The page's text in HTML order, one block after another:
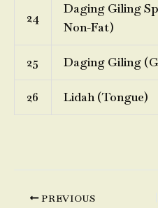
24
Daging Giling
Non-Fat)
25 Daging Giling
26 Lidah (Tongue)
PREVIOUS